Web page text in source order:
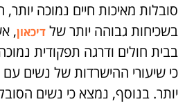
סובלות מאיכות חיים נמוכה יותר,
בשכיחות גבוהה יותר של דיכאון,
בבית חולים ודרגה תפקודית
כי שיעורי ההישרדות של נשים
יותר. בנוסף, נמצא כי נשים